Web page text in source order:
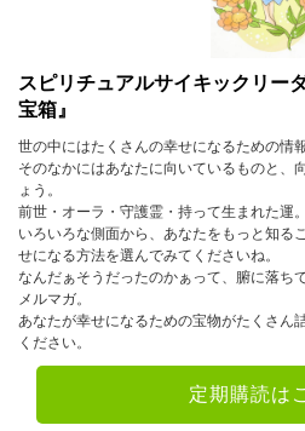
スピリチュアルサイキックリー
宝箱』
世の中にはたくさんの幸せになるための情
そのなかにはあなたに向いているものと、
ょう。
前世・オーラ・守護霊・持って生まれた運。
いろいろな側面から、あなたをもっと知る
せになる方法を選んでみてくださいね。
なんだぁそうだったのかぁって、腑に落ち
メルマガ。
あなたが幸せになるための宝物がたくさん
ください。
定期購読は
2月
10月 11月
2022年
1月 2月
4月 5月
7月
11月